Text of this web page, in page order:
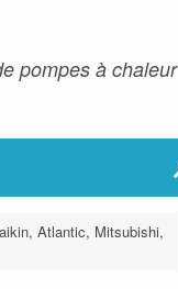
pompes à chaleur
Atlantic, Mitsubishi,